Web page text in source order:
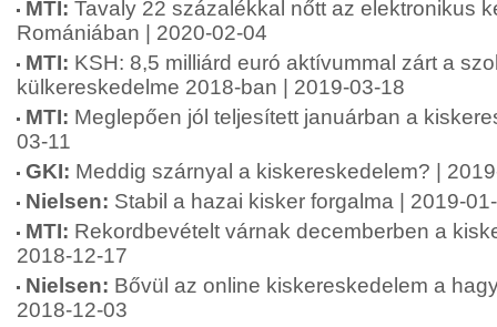
MTI: Tavaly 22 százalékkal nőtt az elektronikus
Romániában | 2020-02-04
MTI: KSH: 8,5 milliárd euró aktívummal zárt a
külkereskedelme 2018-ban | 2019-03-18
MTI: Meglepően jól teljesített januárban a
03-11
GKI: Meddig szárnyal a kiskereskedelem? |
Nielsen: Stabil a hazai kisker forgalma | 2019-
MTI: Rekordbevételt várnak decemberben a
2018-12-17
Nielsen: Bővül az online kiskereskedelem a
2018-12-03